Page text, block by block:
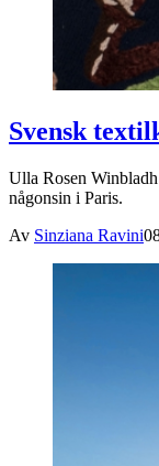
Svensk
Ulla Rosen
någonsin i Paris.
Av Sinziana Ravini